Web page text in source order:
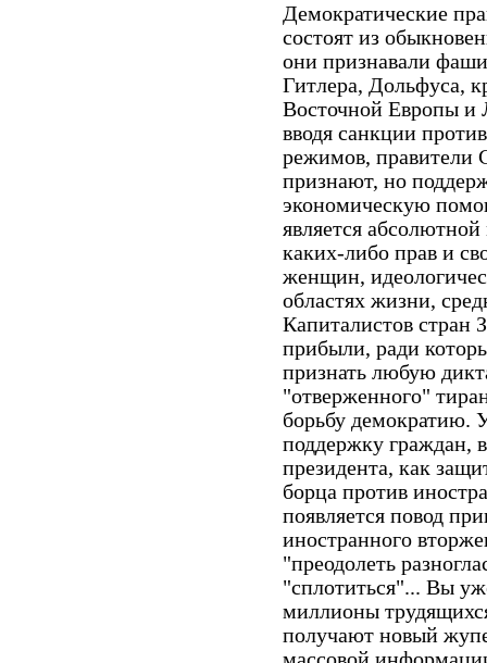
Демократические
состоят из
они признавали
Гитлера, Дольфуса,
Восточной Европы и
вводя санкции
режимов, правители
признают, но
экономическую
является
каких-либо прав и
женщин,
областях жизни,
Капиталистов стран
прибыли, ради
признать любую
"отверженного"
борьбу демократию.
поддержку граждан,
президента, как
борца против
появляется повод
иностранного
"преодолеть
"сплотиться"... Вы
миллионы
получают новый